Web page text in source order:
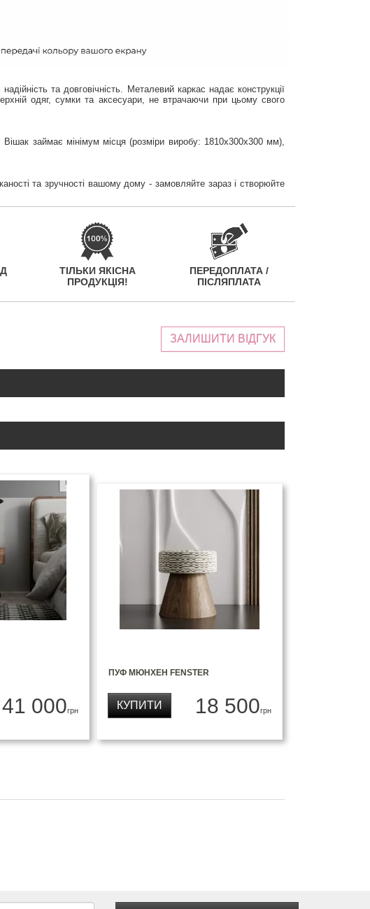
та довговічність. Металевий каркас надає конструкції
одяг, сумки та аксесуари, не втрачаючи при цьому свого
займає мінімум місця (розміри виробу: 1810х300х300 мм),
та зручності вашому дому - замовляйте зараз і створюйте
ТІЛЬКИ ЯКІСНА
ПРОДУКЦІЯ!
ПЕРЕДОПЛАТА /
ПІСЛЯПЛАТА
ЗАЛИШИТИ ВІДГУК
41 000грн
ПУФ МЮНХЕН FENSTER
18 500грн
КУПИТИ